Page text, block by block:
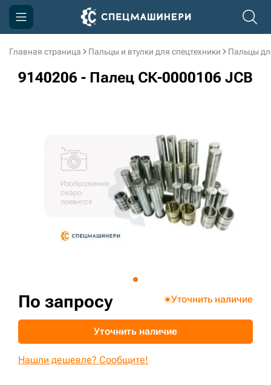
Главная страница Пальцы и втулки для спецтехники Пальцы
9140206 - Палец СК-0000106 JCB
По запросу Уточнить наличие
Уточнить наличие
Нашли дешевле? Сообщите!
Компания
Акции
3D тур по производству